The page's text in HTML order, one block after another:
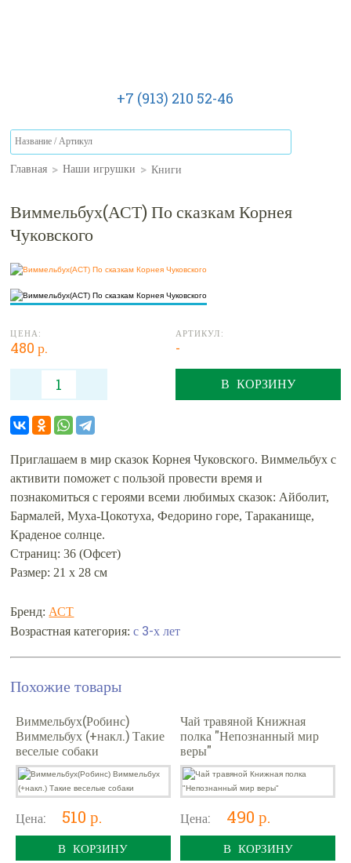
+7 (913) 210 52-46
Главная > Наши игрушки > Книги
Виммельбух(АСТ) По сказкам Корнея
Чуковского
ЦЕНА:
480 р.
АРТИКУЛ:
-
В КОРЗИНУ
Приглашаем в мир сказок Корнея Чуковского. Виммельбух с
активити поможет с пользой провести время и
познакомиться с героями всеми любимых сказок: Айболит,
Бармалей, Муха-Цокотуха, Федорино горе, Тараканище,
Краденое солнце.
Страниц: 36 (Офсет)
Размер: 21 х 28 см
Бренд: АСТ
Возрастная категория:с 3-х лет
Похожие товары
Виммельбух(Робинс)
Виммельбух (+накл.) Такие
веселые собаки
Цена: 510 р.
В КОРЗИНУ
Чай травяной Книжная
полка "Непознанный мир
веры"
Цена: 490 р.
В КОРЗИНУ